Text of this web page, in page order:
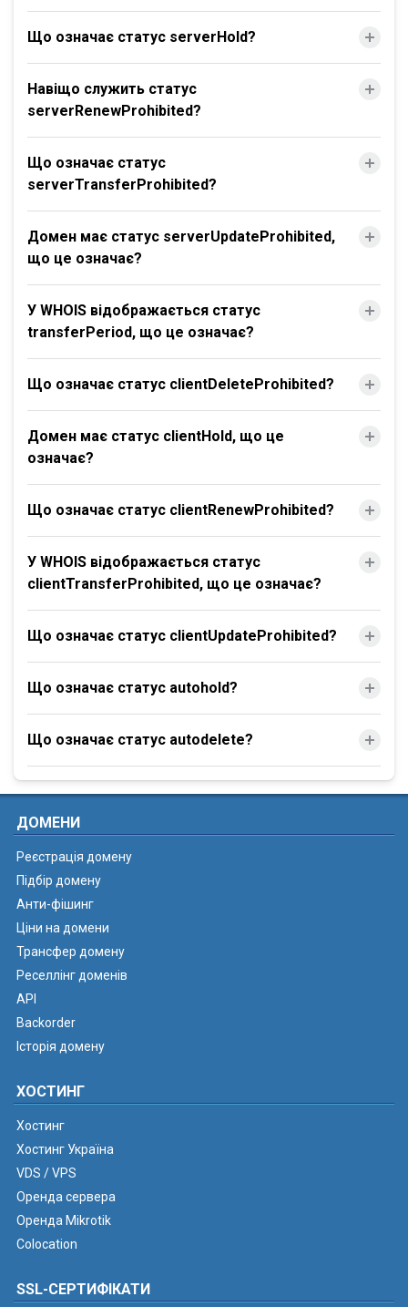
Що означає статус serverHold?
Навіщо служить статус
serverRenewProhibited?
Що означає статус
serverTransferProhibited?
Домен має статус serverUpdateProhibited,
що це означає?
У WHOIS відображається статус
transferPeriod, що це означає?
Що означає статус clientDeleteProhibited?
Домен має статус clientHold, що це
означає?
Що означає статус clientRenewProhibited?
У WHOIS відображається статус
clientTransferProhibited, що це означає?
Що означає статус clientUpdateProhibited?
Що означає статус autohold?
Що означає статус autodelete?
ДОМЕНИ
Реєстрація домену
Підбір домену
Анти-фішинг
Ціни на домени
Трансфер домену
Реселлінг доменів
API
Backorder
Історія домену
ХОСТИНГ
Хостинг
Хостинг Україна
VDS / VPS
Оренда сервера
Оренда Mikrotik
Colocation
SSL-СЕРТИФІКАТИ